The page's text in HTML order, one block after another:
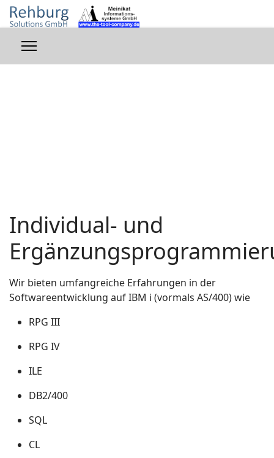
Individual- und
Wir bieten umfangreiche Erfahrungen in der
Softwareentwicklung auf IBM i (vormals AS/400) wie
RPG III
RPG IV
ILE
DB2/400
SQL
CL